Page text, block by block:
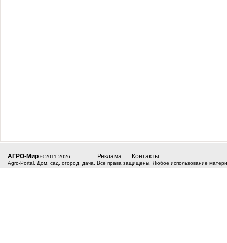
АГРО-Мир © 2011-2026 Реклама Контакты
Agro-Portal. Дом, сад, огород, дача. Все права защищены. Любое использование